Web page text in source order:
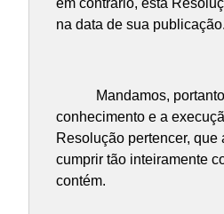
em contrário, esta
na data de sua publicação.
Mandamos,
conhecimento e a
Resolução pertencer, que
cumprir tão inteiramente
contém.